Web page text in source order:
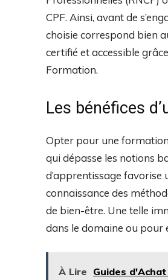
CPF. Ainsi, avant de
choisie correspond bien
certifié et accessible
Formation.
Les bénéfices
Opter pour une
qui dépasse les notions
d’apprentissage favorise
connaissance des
de bien-être. Une telle
dans le domaine ou pour
À Lire Guides